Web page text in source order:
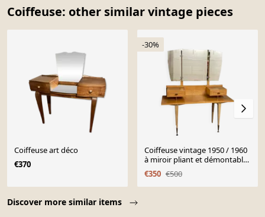
Coiffeuse: other similar vintage pieces
Discover more similar items
Coiffeuse art déco
€370
-30%
Coiffeuse vintage 1950 / 1960
à miroir pliant et démontable :
transformable en bureau
€350 €500